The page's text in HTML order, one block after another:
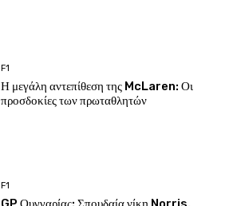
F1
Η μεγάλη αντεπίθεση της McLaren: Οι
προσδοκίες των πρωταθλητών
F1